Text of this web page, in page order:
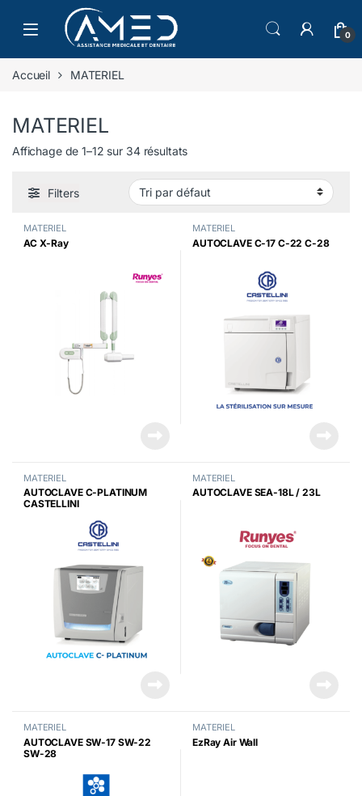
Skip to navigation
Skip to content
0
Accueil MATERIEL
MATERIEL
Affichage de 1–12 sur 34 résultats
Filters
MATERIEL
AC X-Ray
MATERIEL
AUTOCLAVE C-17 C-22 C-28
MATERIEL
AUTOCLAVE C-PLATINUM
CASTELLINI
MATERIEL
AUTOCLAVE SEA-18L / 23L
MATERIEL
AUTOCLAVE SW-17 SW-22
SW-28
MATERIEL
EzRay Air Wall